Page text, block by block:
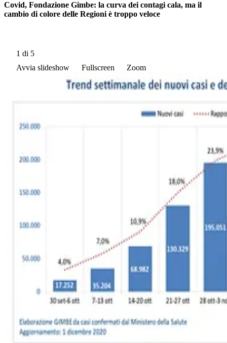
Covid, Fondazione Gimbe: la curva dei contagi cala, ma il
cambio di colore delle Regioni è troppo veloce
1 di 5
Avvia slideshow
Fullscreen Zoom